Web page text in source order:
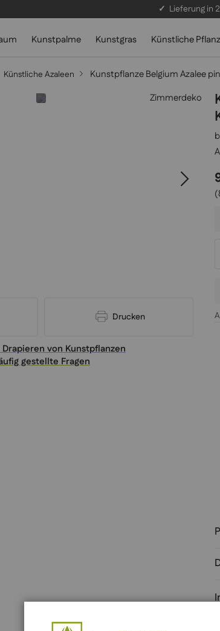
✓ Lieferung in
Kunstpalme Kunstgras Künstliche
Künstliche Azaleen Kunstpflanze Belgium Azalee
Drucken
Drapieren von Kunstpflanzen
gestellte Fragen